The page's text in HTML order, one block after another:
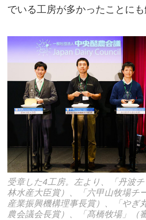
でいる工房が多かったことにも
受章した4工房。左より、「丹波
林水産大臣賞）、「六甲山牧場チ
産業振興機構理事長賞）、「やぎ
農会議会長賞）、「髙橋牧場」（